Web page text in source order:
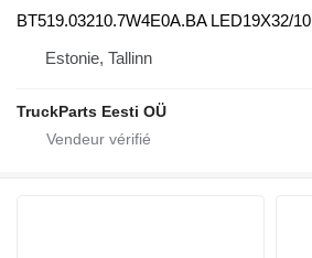
BT519.03210.7W4E0A.BA LED19X32/10
Estonie, Tallinn
TruckParts Eesti OÜ